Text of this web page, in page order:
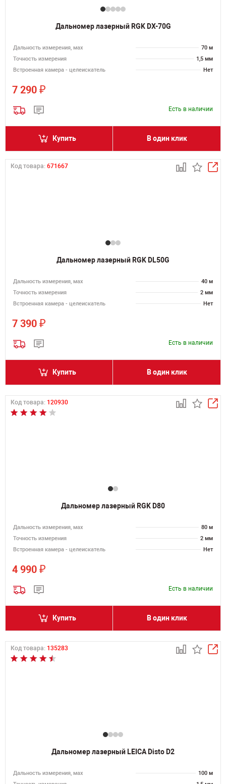
Дальномер лазерный RGK DX-70G
Дальность измерения, мах
70 м
Точность измерения
1,5 мм
Встроенная камера - целеискатель
Нет
7 290 ₽
Есть в наличии
Купить В один клик
Код товара: 671667
Дальномер лазерный RGK DL50G
Дальность измерения, мах
40 м
Точность измерения
2 мм
Встроенная камера - целеискатель
Нет
7 390 ₽
Есть в наличии
Купить В один клик
Код товара: 120930
Дальномер лазерный RGK D80
Дальность измерения, мах
80 м
Точность измерения
2 мм
Встроенная камера - целеискатель
Нет
4 990 ₽
Есть в наличии
Купить В один клик
Код товара: 135283
Дальномер лазерный LEICA Disto D2
Дальность измерения, мах
100 м